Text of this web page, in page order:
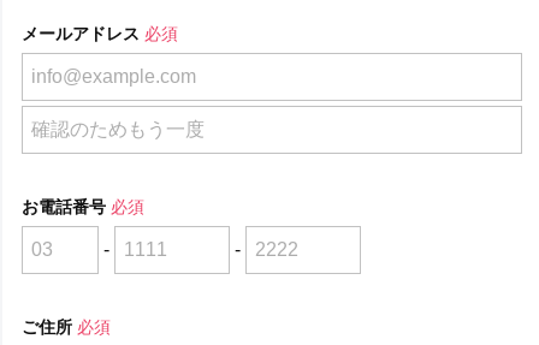
メールアドレス 必須
お電話番号 必須
- -
ご住所 必須